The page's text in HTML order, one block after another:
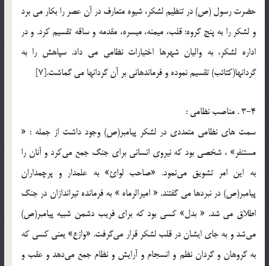
حضرت رسول (ص) در تنظيم لشكر، شيوه متعارف در آن عصر را بكار مي برد
و لشكر را به پنج گروه: قلب، ميمنه، ميسره، مقدمه و ساقه تقسيم كرد. و در
اداره لشكر، به واليان شهرها اختيارات نظامى مي داد. سپاهش را به
گردانها(كتائب) تقسيم‌ نموده و فرماندهاني بر آن گردانها مي گماشت.[7]
3-4 . مناصب نظامي :
سمت هاي نظامي متعددي در لشکر پيامبر(ص) وجود داشت از جمله : «
مستنفر» ، شخصي بود كه نيروي انساني براي جنگ جمع مي‌كرد و آنان را
به اين امر تشويق مي‌نمود. «صاحب لوائ» به علمدار و پرچمداران
پيامبر(ص) در نبردها مي گفتند. « اميرالرماه » به فرمانده تيراندازان در جنگ
اطلاق مي شد. « بدل» كسي بود كه براي فريب دشمن شبيه پيامبر(ص)
مي‌شد و به جاي ايشان در قلب لشكر قرار مي‌گرفت. «وازع» يعني كسي كه
به گروهان و گردان نظم و انسجام و آرايش و نظام جمع مي‌دهد و عقب و